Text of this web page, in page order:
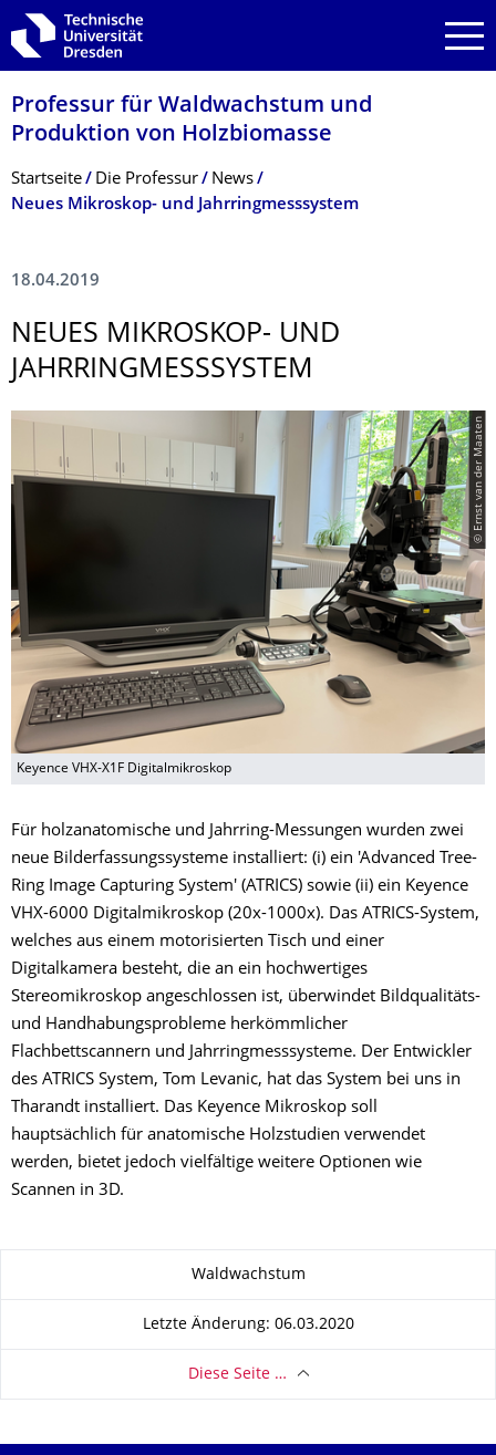
Zur Hauptnavigation springen
Zur Suche springen
Zum Inhalt springen
Professur für Waldwachstum und
Produktion von Holzbiomasse
Breadcrumb-Menü
Startseite Die Professur
News
Neues Mikroskop- und Jahrringmesssystem
18.04.2019
NEUES MIKROSKOP- UND
JAHRRINGMESS­SYSTEM
© Ernst van der Maaten
Keyence VHX-X1F Digitalmikroskop
Für holzanatomische und Jahrring-Messungen wurden zwei
neue Bilderfassungssysteme installiert: (i) ein 'Advanced Tree-
Ring Image Capturing System' (ATRICS) sowie (ii) ein Keyence
VHX-6000 Digitalmikroskop (20x-1000x). Das ATRICS-System,
welches aus einem motorisierten Tisch und einer
Digitalkamera besteht, die an ein hochwertiges
Stereomikroskop angeschlossen ist, überwindet Bildqualitäts-
und Handhabungsprobleme herkömmlicher
Flachbettscannern und Jahrringmesssysteme. Der Entwickler
des ATRICS System, Tom Levanic, hat das System bei uns in
Tharandt installiert. Das Keyence Mikroskop soll
hauptsächlich für anatomische Holzstudien verwendet
werden, bietet jedoch vielfältige weitere Optionen wie
Scannen in 3D.
Waldwachstum
Letzte Änderung: 06.03.2020
Diese Seite …